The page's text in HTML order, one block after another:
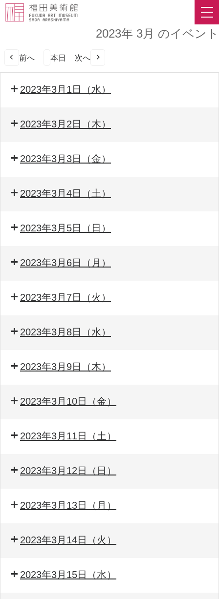
2023年 3月 のイベント
前へ 本日 次へ
2023年3月1日（水）
2023年3月2日（木）
2023年3月3日（金）
2023年3月4日（土）
2023年3月5日（日）
2023年3月6日（月）
2023年3月7日（火）
2023年3月8日（水）
2023年3月9日（木）
2023年3月10日（金）
2023年3月11日（土）
2023年3月12日（日）
2023年3月13日（月）
2023年3月14日（火）
2023年3月15日（水）